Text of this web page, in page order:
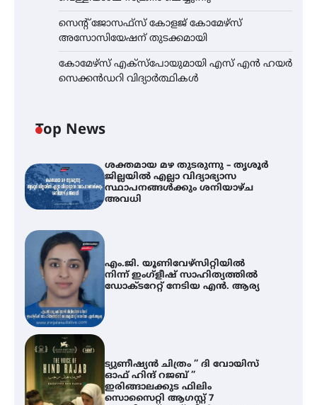
സെന്റ് ജോസഫ്സ് കോളജ് കോമേഴ്‌സ്
അസോസിയേഷന് തുടക്കമായി
കോമേഴ്സ് എക്സ്പോയുമായി എസ് എൻ ഹയർ
സെക്കൻഡറി വിദ്യാർത്ഥികൾ
Top News
ശക്തമായ മഴ തുടരുന്നു – തൃശൂർ
ജില്ലയിൽ എല്ലാ വിദ്യാഭ്യാസ
സ്ഥാപനങ്ങൾക്കും ശനിയാഴ്ച
അവധി
എം.ജി. യൂണിവേഴ്‌സിറ്റിയിൽ
നിന്ന് ഇംഗ്ളീഷ് സാഹിത്യത്തിൽ
ഡോക്ടറേറ്റ് നേടിയ എൻ. ആര്യ
ട്യുണീഷ്യൻ ചിത്രം ” ദി വോയിസ്
ഓഫ് ഹിന്ദ് റജബ് ”
ഇരിങ്ങാലക്കുട ഫിലിം
സൊസൈറ്റി ആഗസ്റ്റ് 7